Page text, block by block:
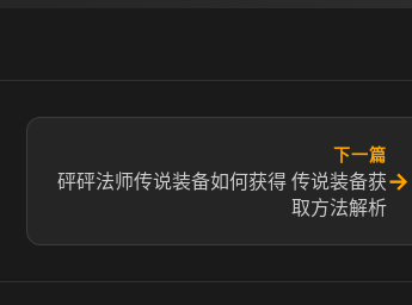
下一篇
砰砰法师传说装备如何获得 传说装备获
取方法解析
→